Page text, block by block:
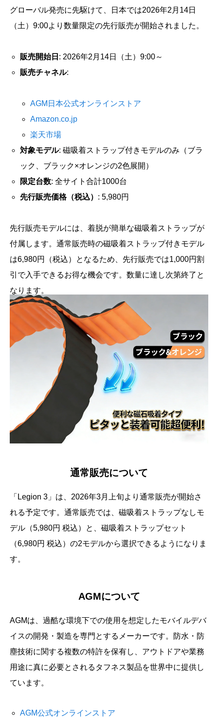
グローバル発売に先駆けて、日本では2026年2月14日
（土）9:00より数量限定の先行販売が開始されました。
販売開始日 : 2026年2月14日（土）9:00～
販売チャネル:
AGM日本公式オンラインストア
Amazon.co.jp
楽天市場
対象モデル: 磁吸着ストラップ付きモデルのみ（ブラ
ック、ブラック×オレンジの2色展開）
限定台数: 全サイト合計1000台
先行販売価格（税込） : 5,980円
先行販売モデルには、着脱が簡単な磁吸着ストラップが
付属します。通常販売時の磁吸着ストラップ付きモデル
は6,980円（税込）となるため、先行販売では1,000円割
引で入手できるお得な機会です。数量に達し次第終了と
なります。
通常販売について
「Legion 3」は、2026年3月上旬より通常販売が開始さ
れる予定です。通常販売では、磁吸着ストラップなしモ
デル（5,980円 税込）と、磁吸着ストラップセット
（6,980円 税込）の2モデルから選択できるようになりま
す。
AGMについて
AGMは、過酷な環境下での使用を想定したモバイルデバ
イスの開発・製造を専門とするメーカーです。防水・防
塵技術に関する複数の特許を保有し、アウトドアや業務
用途に真に必要とされるタフネス製品を世界中に提供し
ています。
AGM公式オンラインストア